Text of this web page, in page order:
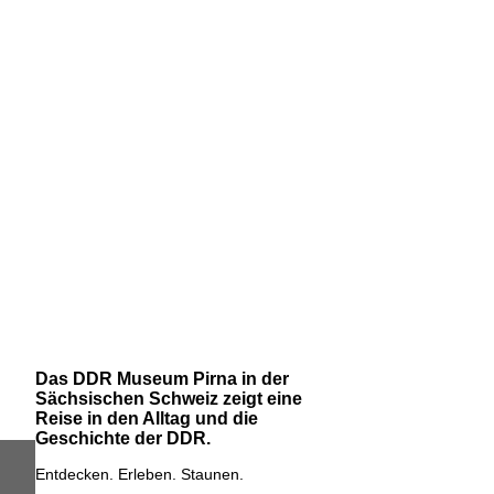
Das DDR Museum Pirna in der
Sächsischen Schweiz zeigt eine
Reise in den Alltag und die
Geschichte der DDR.
Entdecken. Erleben. Staunen.